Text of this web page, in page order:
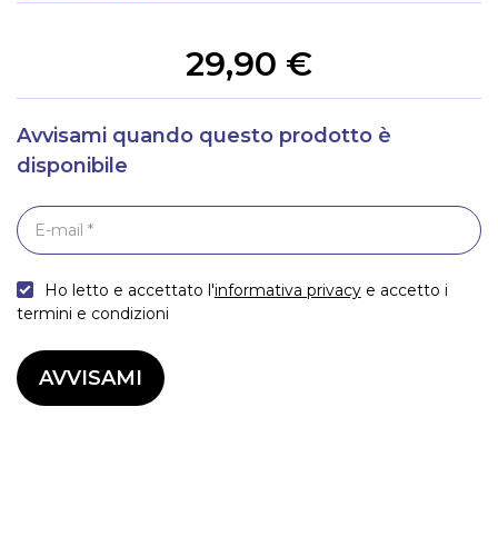
29,90 €
Avvisami quando questo prodotto è
disponibile
Ho letto e accettato l'informativa privacye accetto i
termini e condizioni
AVVISAMI